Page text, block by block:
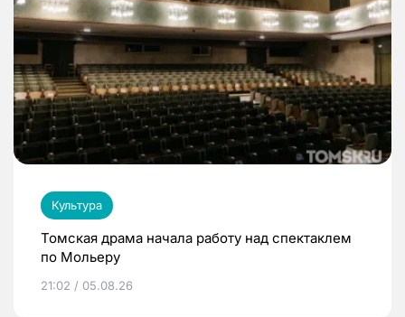
Культура
Томская драма начала работу над спектаклем
по Мольеру
21:02 / 05.08.26